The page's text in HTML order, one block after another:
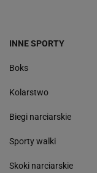
INNE SPORTY
Boks
Kolarstwo
Biegi narciarskie
Sporty walki
Skoki narciarskie